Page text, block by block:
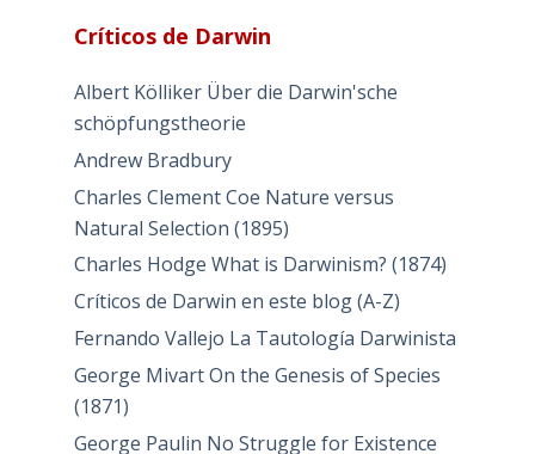
Críticos de Darwin
Albert Kölliker Über die Darwin'sche
schöpfungstheorie
Andrew Bradbury
Charles Clement Coe Nature versus
Natural Selection (1895)
Charles Hodge What is Darwinism? (1874)
Críticos de Darwin en este blog (A-Z)
Fernando Vallejo La Tautología Darwinista
George Mivart On the Genesis of Species
(1871)
George Paulin No Struggle for Existence